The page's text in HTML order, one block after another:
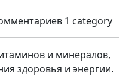
1 category
и минералов,
здоровья и энергии.